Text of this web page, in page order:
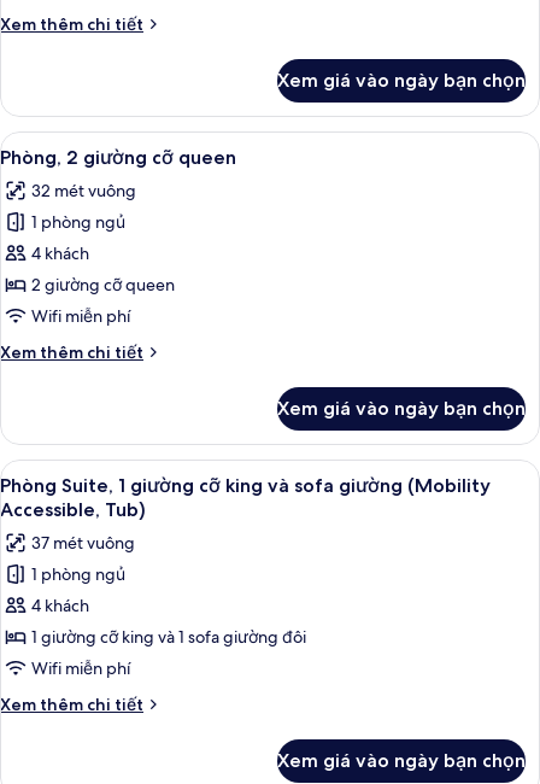
king
Xem thêm chi tiết
Chi
Phòng,
giường
king
Xem giá vào ngày bạn chọn
Xem
tất
cả
ảnh
Phòng,
2
giường
queen
Bàn, khu vực làm việc phù hợp cho
6
Phòng, 2 giường cỡ queen
32 mét vuông
1 phòng ngủ
4 khách
2 giường cỡ queen
Wifi miễn phí
Xem thêm chi tiết
Chi
Phòng,
giường
cỡ
Xem giá vào ngày bạn chọn
Xem
tất
cả
ảnh
Phòng
Suite,
1
giường
cỡ
king
sofa
Bàn, khu vực làm việc phù hợp cho
6
Phòng Suite, 1 giường cỡ king và sofa giường (Mobility
Accessible, Tub)
37 mét vuông
1 phòng ngủ
4 khách
1 giường cỡ king và 1 sofa giường đôi
Wifi miễn phí
Xem thêm chi tiết
Chi
Xem giá vào ngày bạn chọn